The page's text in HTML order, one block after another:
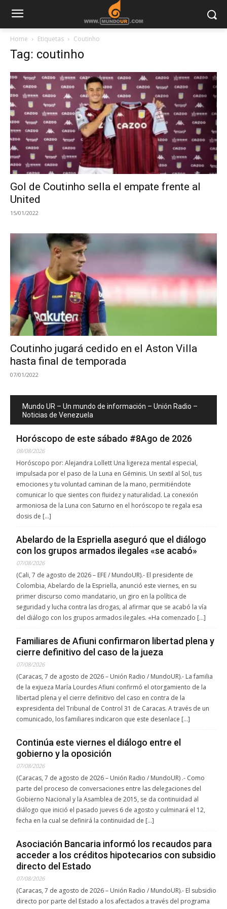
Home Etiquetas Coutinho
Tag: coutinho
Gol de Coutinho sella el empate frente al
United
15/01/2022
Coutinho jugará cedido en el Aston Villa
hasta final de temporada
07/01/2022
Mundo UR – Un mundo de información – Unión Radio –
Noticias de Venezuela
Horóscopo de este sábado #8Ago de 2026
08/08/2026
Horóscopo por: Alejandra Lollett Una ligereza mental especial,
impulsada por el paso de la Luna en Géminis. Un sextil al Sol, tus
emociones y tu voluntad caminan de la mano, permitiéndote
comunicar lo que sientes con fluidez y naturalidad. La conexión
armoniosa de la Luna con Saturno en el horóscopo te regala esa
dosis de […]
Abelardo de la Espriella aseguró que el diálogo
con los grupos armados ilegales «se acabó»
07/08/2026
(Cali, 7 de agosto de 2026 – EFE / MundoUR).- El presidente de
Colombia, Abelardo de la Espriella, anunció este viernes, en su
primer discurso como mandatario, un giro en la política de
seguridad y lucha contra las drogas, al afirmar que se acabó la vía
del diálogo con los grupos armados ilegales. «Ha comenzado […]
Familiares de Afiuni confirmaron libertad plena y
cierre definitivo del caso de la jueza
07/08/2026
(Caracas, 7 de agosto de 2026 – Unión Radio / MundoUR).- La familia
de la exjueza María Lourdes Afiuni confirmó el otorgamiento de la
libertad plena y el cierre definitivo del caso en contra de la
expresidenta del Tribunal de Control 31 de Caracas. A través de un
comunicado, los familiares indicaron que este desenlace […]
Continúa este viernes el diálogo entre el
gobierno y la oposición
07/08/2026
(Caracas, 7 de agosto de 2026 – Unión Radio / MundoUR) .- Como
parte del proceso de conversaciones entre las delegaciones del
Gobierno Nacional y la Asamblea de 2015, se da continuidad al
diálogo que inició el pasado jueves 6 de agosto y culminará el 12,
fecha en la cual se definirá la continuidad de […]
Asociación Bancaria informó los recaudos para
acceder a los créditos hipotecarios con subsidio
directo del Estado
07/08/2026
(Caracas, 7 de agosto de 2026 – Unión Radio / MundoUR).- El subsidio
directo por parte del Estado a los afectados a través del programa